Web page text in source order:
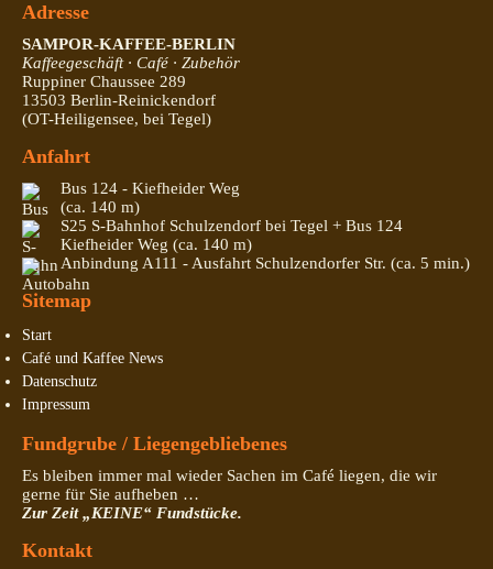
Adresse
SAMPOR-KAFFEE-BERLIN
Kaffeegeschäft · Café · Zubehör
Ruppiner Chaussee 289
13503 Berlin-Reinickendorf
(OT-Heiligensee, bei Tegel)
Anfahrt
Bus 124 - Kiefheider Weg
(ca. 140 m)
S25 S-Bahnhof Schulzendorf bei Tegel + Bus 124
Kiefheider Weg (ca. 140 m)
Anbindung A111 - Ausfahrt Schulzendorfer Str. (ca. 5 min.)
Sitemap
Start
Café und Kaffee News
Datenschutz
Impressum
Fundgrube / Liegengebliebenes
Es bleiben immer mal wieder Sachen im Café liegen, die wir
gerne für Sie aufheben …
Zur Zeit „KEINE“ Fundstücke.
Kontakt